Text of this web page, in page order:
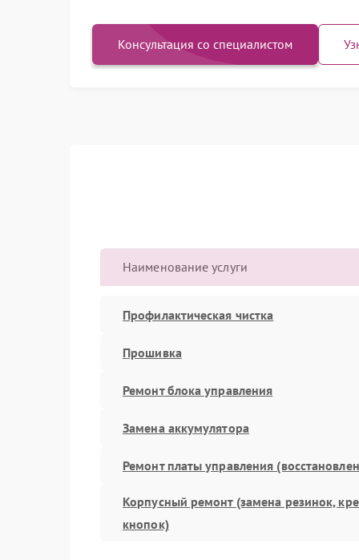
Консультация со специалистом
Наименование услуги
Профилактическая чистка
Прошивка
Ремонт блока управления
Замена аккумулятора
Ремонт платы управления
Корпусный ремонт (замена резинок,
кнопок)